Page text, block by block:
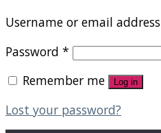
Username or email address
Password *
Remember me
Log in
Lost your password?